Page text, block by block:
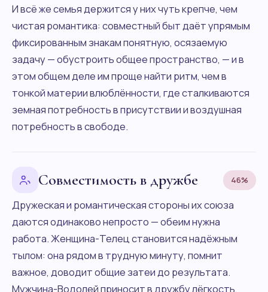
И всё же семья держится у них чуть крепче, чем
чистая романтика: совместный быт даёт упрямым
фиксированным знакам понятную, осязаемую
задачу — обустроить общее пространство, — и в
этом общем деле им проще найти ритм, чем в
тонкой материи влюблённости, где сталкиваются
земная потребность в присутствии и воздушная
потребность в свободе.
Совместимость в дружбе 46%
Дружеская и романтическая стороны их союза
даются одинаково непросто — обеим нужна
работа. Женщина-Телец становится надёжным
тылом: она рядом в трудную минуту, помнит
важное, доводит общие затеи до результата.
Мужчина-Водолей приносит в дружбу лёгкость,